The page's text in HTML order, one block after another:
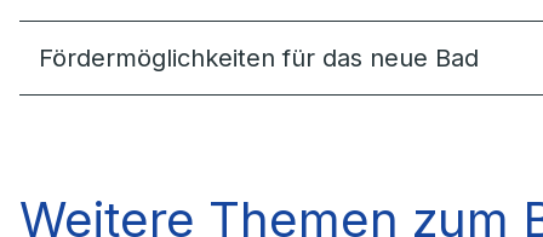
Förder­möglich­keiten für das neue Bad
Weitere Themen zum